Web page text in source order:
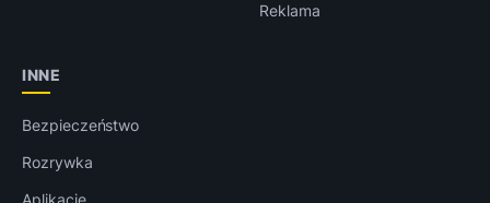
Reklama
INNE
Bezpieczeństwo
Rozrywka